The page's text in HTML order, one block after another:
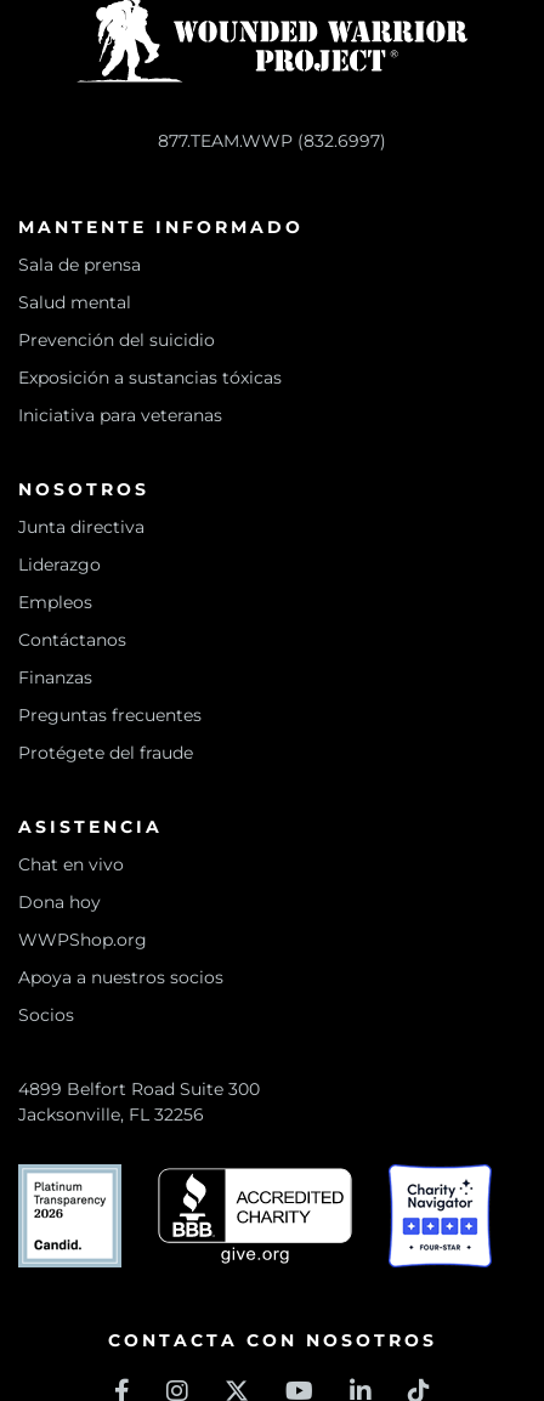
877.TEAM.WWP (832.6997)
MANTENTE INFORMADO
Sala de prensa
Salud mental
Prevención del suicidio
Exposición a sustancias tóxicas
Iniciativa para veteranas
NOSOTROS
Junta directiva
Liderazgo
Empleos
Contáctanos
Finanzas
Preguntas frecuentes
Protégete del fraude
ASISTENCIA
Chat en vivo
Dona hoy
WWPShop.org
Apoya a nuestros socios
Socios
4899 Belfort Road Suite 300
Jacksonville, FL 32256
CONTACTA CON NOSOTROS